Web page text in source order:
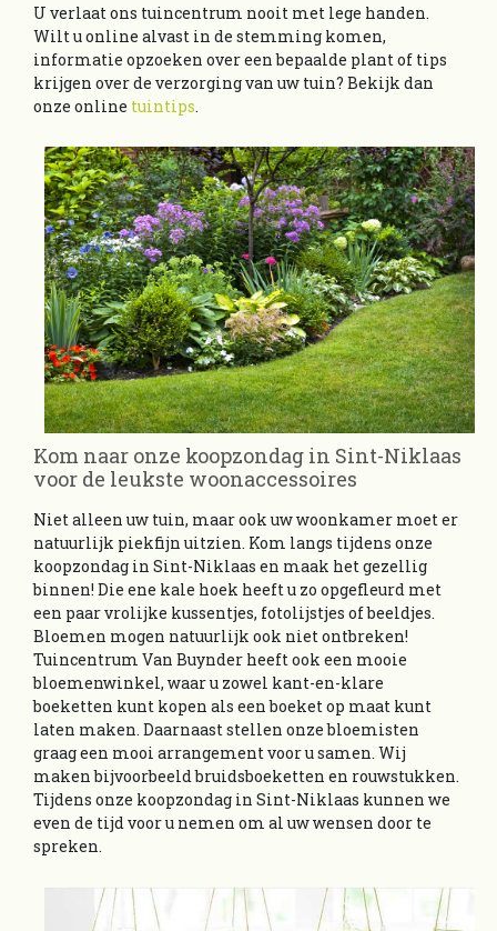
U verlaat ons tuincentrum nooit met lege handen.
Wilt u online alvast in de stemming komen,
informatie opzoeken over een bepaalde plant of tips
krijgen over de verzorging van uw tuin? Bekijk dan
onze online tuintips.
Kom naar onze koopzondag in Sint-Niklaas
voor de leukste woonaccessoires
Niet alleen uw tuin, maar ook uw woonkamer moet er
natuurlijk piekfijn uitzien. Kom langs tijdens onze
koopzondag in Sint-Niklaas en maak het gezellig
binnen! Die ene kale hoek heeft u zo opgefleurd met
een paar vrolijke kussentjes, fotolijstjes of beeldjes.
Bloemen mogen natuurlijk ook niet ontbreken!
Tuincentrum Van Buynder heeft ook een mooie
bloemenwinkel, waar u zowel kant-en-klare
boeketten kunt kopen als een boeket op maat kunt
laten maken. Daarnaast stellen onze bloemisten
graag een mooi arrangement voor u samen. Wij
maken bijvoorbeeld bruidsboeketten en rouwstukken.
Tijdens onze koopzondag in Sint-Niklaas kunnen we
even de tijd voor u nemen om al uw wensen door te
spreken.